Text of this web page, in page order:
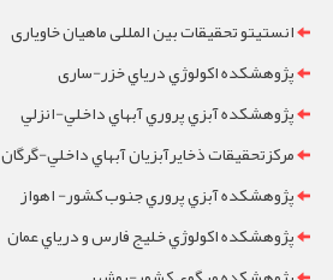
انستیتو تحقیقات بین المللی ماهیان خاویاری
پژوهشکده اکولوژي درياي خزر-ساری
پژوهشکده آبزي پروري آبهاي داخلي-انزلي
مرکزتحقيقات ذخايرآبزيان آبهاي داخلي-گرگان
پژوهشکده آبزي پروري جنوب کشور- اهواز
پژوهشکده اکولوژي خليج فارس و درياي عمان